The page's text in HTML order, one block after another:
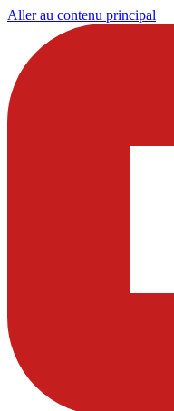
Aller au contenu principal